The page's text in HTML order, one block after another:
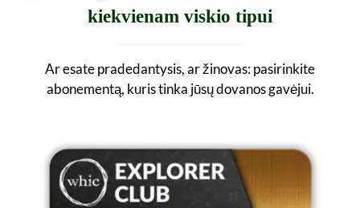
kiekvienam viskio tipui
Ar esate pradedantysis, ar žinovas: pasirinkite
abonementą, kuris tinka jūsų dovanos gavėjui.